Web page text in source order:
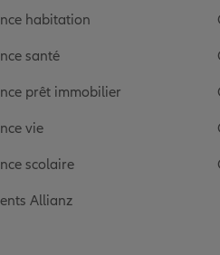
habitation
santé
prêt immobilier
vie
scolaire
Allianz